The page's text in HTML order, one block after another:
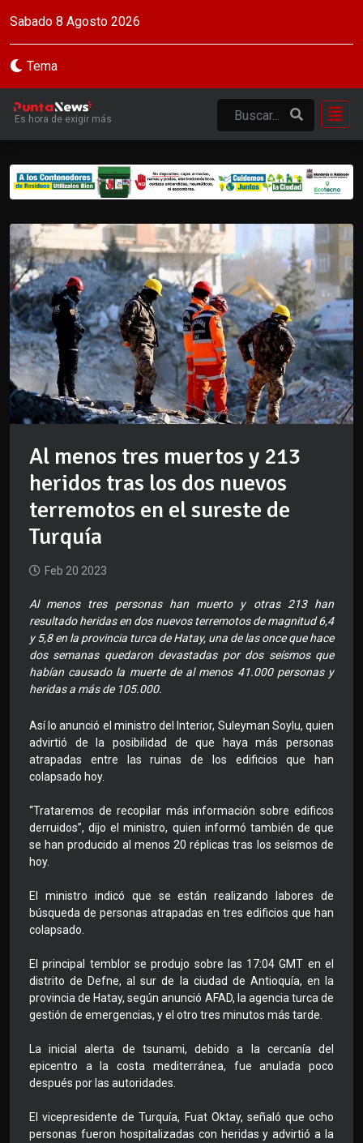
Sabado 8 Agosto 2026
Tema
Es hora de exigir más
Al menos tres muertos y 213
heridos tras los dos nuevos
terremotos en el sureste de
Turquía
Feb 20 2023
Al menos tres personas han muerto y otras 213 han
resultado heridas en dos nuevos terremotos de magnitud 6,4
y 5,8 en la provincia turca de Hatay, una de las once que hace
dos semanas quedaron devastadas por dos seísmos que
habían causado la muerte de al menos 41.000 personas y
heridas a más de 105.000.
Así lo anunció el ministro del Interior, Suleyman Soylu, quien
advirtió de la posibilidad de que haya más personas
atrapadas entre las ruinas de los edificios que han
colapsado hoy.
“Trataremos de recopilar más información sobre edificos
derruidos”, dijo el ministro, quien informó también de que
se han producido al menos 20 réplicas tras los seísmos de
hoy.
El ministro indicó que se están realizando labores de
búsqueda de personas atrapadas en tres edificios que han
colapsado.
El principal temblor se produjo sobre las 17:04 GMT en el
distrito de Defne, al sur de la ciudad de Antioquía, en la
provincia de Hatay, según anunció AFAD, la agencia turca de
gestión de emergencias, y el otro tres minutos más tarde.
La inicial alerta de tsunami, debido a la cercanía del
epicentro a la costa mediterránea, fue anulada poco
después por las autoridades.
El vicepresidente de Turquía, Fuat Oktay, señaló que ocho
personas fueron hospitalizadas con heridas y advirtió a la